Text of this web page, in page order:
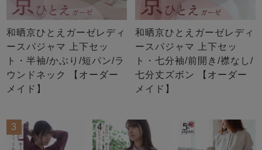
和晒京ひとえガーゼレディ
ースパジャマ 上下セッ
ト・半袖/かぶり/短パン/ラ
ウンドネック 【オーダー
メイド】
和晒京ひとえガーゼレディ
ースパジャマ 上下セッ
ト・七分袖/前開き/襟なし/
七分丈ズボン 【オーダー
メイド】
3 4 5